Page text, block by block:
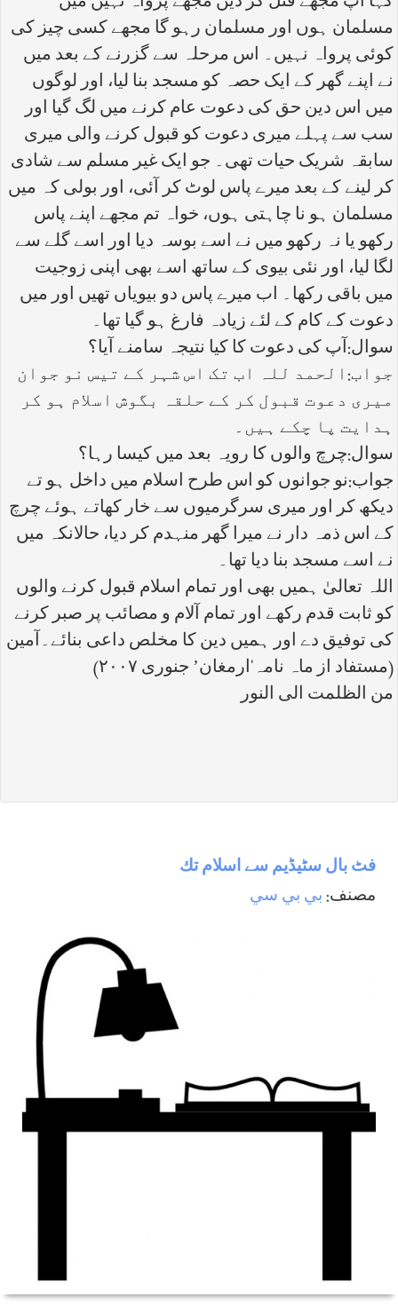
مسلمان ہوں اور مسلمان رہو گا مجھے کسی چیز کی
کوئی پرواہ نہیں۔ اس مرحلہ سے گزرنے کے بعد میں
نے اپنے گھر کے ایک حصہ کو مسجد بنا لیا، اور لوگوں
میں اس دین حق کی دعوت عام کرنے میں لگ گیا اور
سب سے پہلے میری دعوت کو قبول کرنے والی میری
سابقہ شریک حیات تھی۔ جو ایک غیر مسلم سے شادی
کر لینے کے بعد میرے پاس لوٹ کر آئی، اور بولی کہ میں
مسلمان ہو نا چاہتی ہوں، خواہ تم مجھے اپنے پاس
رکھو یا نہ رکھو میں نے اسے بوسہ دیا اور اسے گلے سے
لگا لیا، اور نئی بیوی کے ساتھ اسے بھی اپنی زوجیت
میں باقی رکھا۔ اب میرے پاس دو بیویاں تھیں اور میں
دعوت کے کام کے لئے زیادہ فارغ ہو گیا تھا۔
سوال:آپ کی دعوت کا کیا نتیجہ سامنے آیا؟
جواب:الحمد للہ اب تک اس شہر کے تیس نو جوان
میری دعوت قبول کر کے حلقہ بگوش اسلام ہو کر
ہدایت پا چکے ہیں۔
سوال:چرچ والوں کا رویہ بعد میں کیسا رہا؟
جواب:نو جوانوں کو اس طرح اسلام میں داخل ہو تے
دیکھ کر اور میری سرگرمیوں سے خار کھاتے ہوئے چرچ
کے اس ذمہ دار نے میرا گھر منہدم کر دیا، حالانکہ میں
نے اسے مسجد بنا دیا تھا۔
اللہ تعالیٰ ہمیں بھی اور تمام اسلام قبول کرنے والوں
کو ثابت قدم رکھے اور تمام آلام و مصائب پر صبر کرنے
کی توفیق دے اور ہمیں دین کا مخلص داعی بنائے۔آمین
(مستفاد از ماہ نامہ‘ارمغان’ جنوری ۲۰۰۷)
من الظلمت الی النور
فٹ بال سٹيڈيم سے اسلام تك
مصنف: بي بي سي